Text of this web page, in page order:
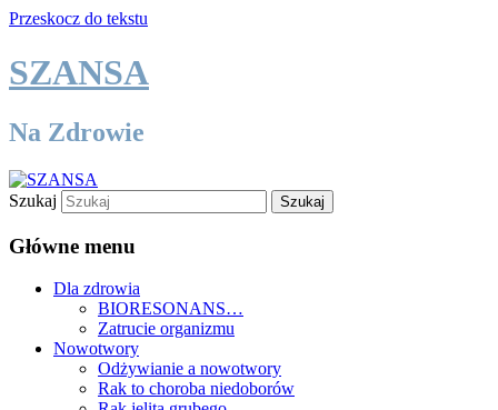
Przeskocz do tekstu
SZANSA
Na Zdrowie
Szukaj
Główne menu
Dla zdrowia
BIORESONANS…
Zatrucie organizmu
Nowotwory
Odżywianie a nowotwory
Rak to choroba niedoborów